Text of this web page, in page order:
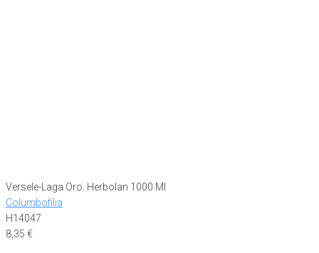
Versele-Laga Oro. Herbolan 1000 Ml
Columbofilia
H14047
8,35 €